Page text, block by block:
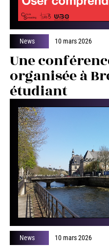
News 10 mars 2026
Une
organisée à
étudiant
News 10 mars 2026